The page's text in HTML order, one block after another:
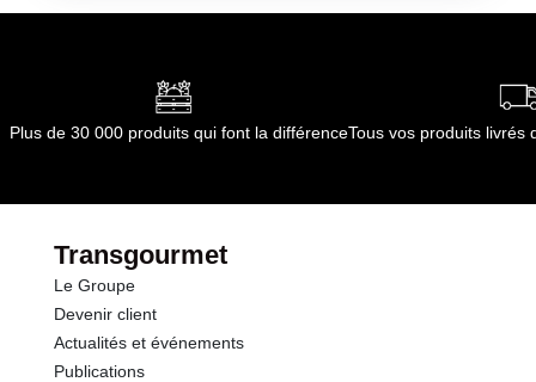
Kilojoules 179 kj
dont Acides gras saturés 0.22 g
dont Sucres
Fibres
Protéines
Plus de 30 000 produits qui font la différenceTous vos produits livrés
Transgourmet
Le Groupe
Devenir client
Actualités et événements
Publications